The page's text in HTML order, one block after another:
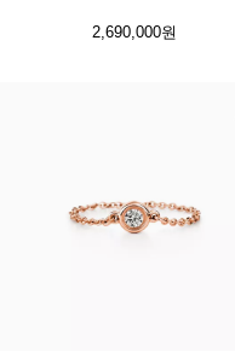
2,690,000원